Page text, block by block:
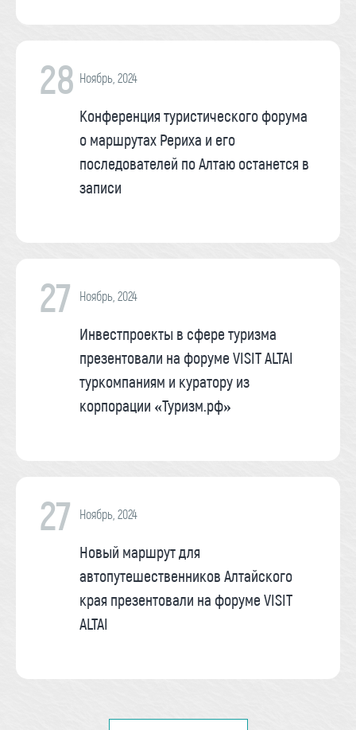
28 Ноябрь, 2024
Конференция туристического форума
о маршрутах Рериха и его
последователей по Алтаю останется в
записи
27 Ноябрь, 2024
Инвестпроекты в сфере туризма
презентовали на форуме VISIT ALTAI
туркомпаниям и куратору из
корпорации «Туризм.рф»
27 Ноябрь, 2024
Новый маршрут для
автопутешественников Алтайского
края презентовали на форуме VISIT
ALTAI